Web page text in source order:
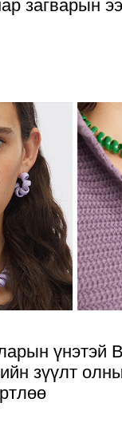
загварын
үнэтэй
зүүлт